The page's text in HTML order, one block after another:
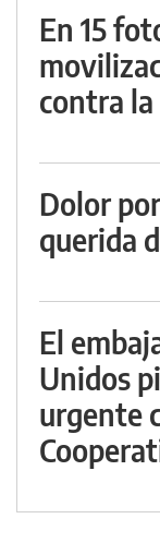
En 15
contra
Dolor
querida
El
Unidos
urgente